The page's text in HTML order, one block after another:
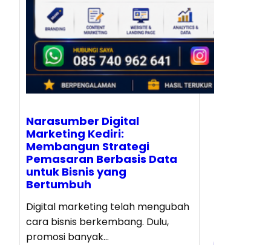
Narasumber Digital
Marketing Kediri:
Membangun Strategi
Pemasaran Berbasis Data
untuk Bisnis yang
Bertumbuh
Digital marketing telah mengubah
cara bisnis berkembang. Dulu,
promosi banyak…